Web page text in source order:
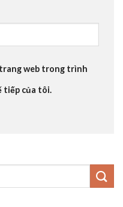
web trong trình
tiếp của tôi.